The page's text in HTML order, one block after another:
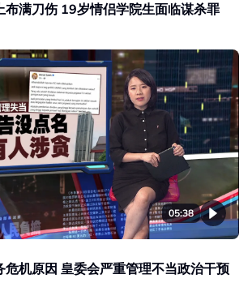
布满刀伤 19岁情侣学院生面临谋杀罪
05:38
危机原因 皇委会严重管理不当政治干预